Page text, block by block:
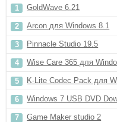
GoldWave 6.21
Arcon для Windows 8.1
Pinnacle Studio 19.5
Wise Care 365 для
K-Lite Codec Pack для
Windows 7 USB DVD
Game Maker studio 2